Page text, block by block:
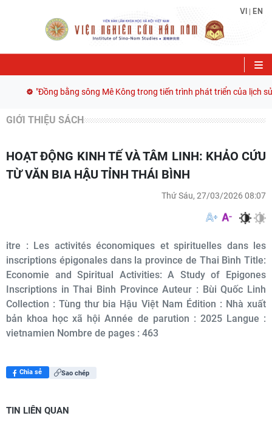
VI EN
"Đồng bằng sông Mê Kông trong tiến trình phát triển của lịch sử
GIỚI THIỆU SÁCH
HOẠT ĐỘNG KINH TẾ VÀ TÂM LINH: KHẢO CỨU
TỪ VĂN BIA HẬU TỈNH THÁI BÌNH
Thứ Sáu, 27/03/2026 08:07
itre : Les activités économiques et spirituelles dans les
inscriptions épigonales dans la province de Thai Bình Title:
Economie and Spiritual Activities: A Study of Epigones
Inscriptions in Thai Binh Province Auteur : Bùi Quốc Linh
Collection : Tùng thư bia Hậu Việt Nam Édition : Nhà xuất
bản khoa học xã hội Année de parution : 2025 Langue :
vietnamien Nombre de pages : 463
Chia sẻ Sao chép
TIN LIÊN QUAN